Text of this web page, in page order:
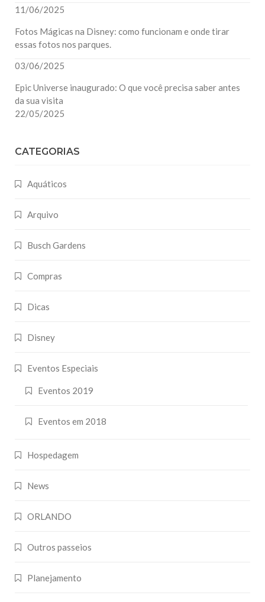
11/06/2025
Fotos Mágicas na Disney: como funcionam e onde tirar
essas fotos nos parques.
03/06/2025
Epic Universe inaugurado: O que você precisa saber antes
da sua visita
22/05/2025
CATEGORIAS
Aquáticos
Arquivo
Busch Gardens
Compras
Dicas
Disney
Eventos Especiais
Eventos 2019
Eventos em 2018
Hospedagem
News
ORLANDO
Outros passeios
Planejamento